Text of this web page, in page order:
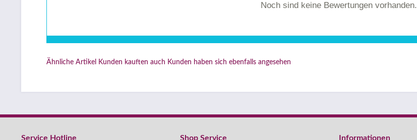
Noch sind keine Bewertungen vorhanden.
Ähnliche Artikel Kunden kauften auch Kunden haben sich ebenfalls angesehen
Service Hotline Shop Service Informationen